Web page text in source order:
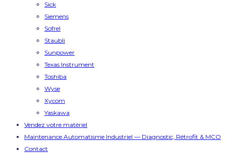
Sick
Siemens
Sofrel
Staubli
Sunpower
Texas Instrument
Toshiba
Wyse
Xycom
Yaskawa
Vendez votre matériel
Maintenance Automatisme Industriel — Diagnostic, Rétrofit & MCO
Contact